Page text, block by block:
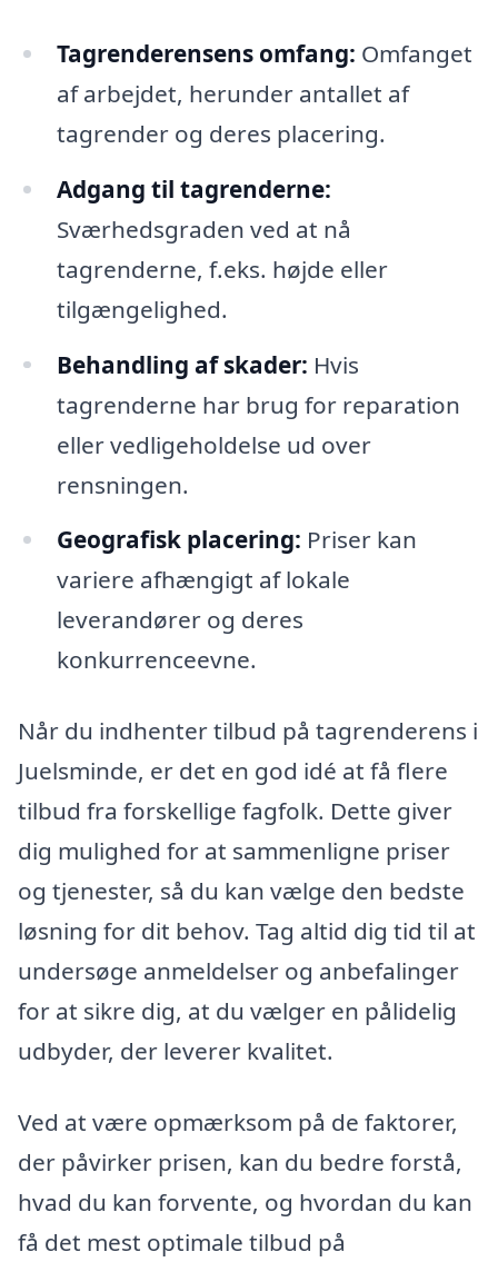
Tagrenderensens omfang: Omfanget
af arbejdet, herunder antallet af
tagrender og deres placering.
Adgang til tagrenderne:
Sværhedsgraden ved at nå
tagrenderne, f.eks. højde eller
tilgængelighed.
Behandling af skader: Hvis
tagrenderne har brug for reparation
eller vedligeholdelse ud over
rensningen.
Geografisk placering: Priser kan
variere afhængigt af lokale
leverandører og deres
konkurrenceevne.
Når du indhenter tilbud på tagrenderens i
Juelsminde, er det en god idé at få flere
tilbud fra forskellige fagfolk. Dette giver
dig mulighed for at sammenligne priser
og tjenester, så du kan vælge den bedste
løsning for dit behov. Tag altid dig tid til at
undersøge anmeldelser og anbefalinger
for at sikre dig, at du vælger en pålidelig
udbyder, der leverer kvalitet.
Ved at være opmærksom på de faktorer,
der påvirker prisen, kan du bedre forstå,
hvad du kan forvente, og hvordan du kan
få det mest optimale tilbud på